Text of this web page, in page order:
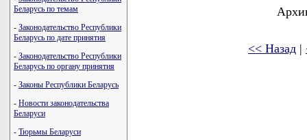
Беларусь по темам
- Законодательство Республики
Беларусь по дате принятия
- Законодательство Республики
Беларусь по органу принятия
- Законы Республики Беларусь
- Новости законодательства
Беларуси
- Тюрьмы Беларуси
<< Назад |